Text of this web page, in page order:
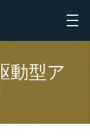
Menu
動型ア